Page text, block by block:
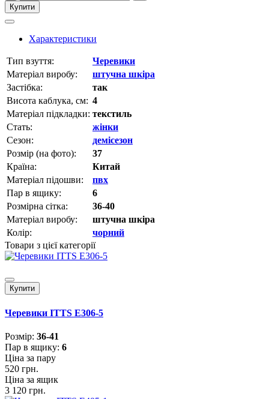
Купити
Характеристики
Тип взуття:
Черевики
Матеріал виробу:
штучна шкіра
Застібка:
так
Висота каблука, см: 4
Матеріал підкладки: текстиль
Стать:
жінки
Сезон:
демісезон
Розмір (на фото):
37
Країна:
Китай
Матеріал підошви:
пвх
Пар в ящику:
6
Розмірна сітка:
36-40
Матеріал виробу:
штучна шкіра
Колір:
чорний
Товари з цієї категорії
Купити
Черевики ITTS E306-5
Розмiр: 36-41
Пар в ящику: 6
Ціна за пару
520 грн.
Ціна за ящик
3 120 грн.